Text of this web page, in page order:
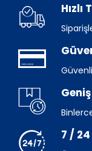
Hızlı
7 / 24